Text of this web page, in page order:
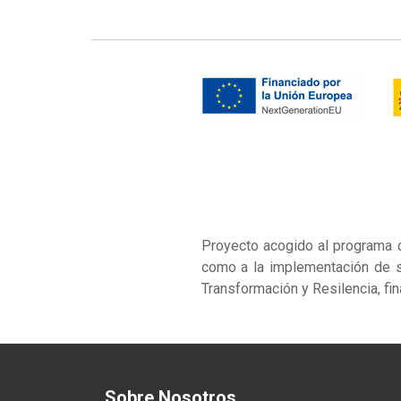
Proyecto acogido al
como a la implementación de
Transformación y Resilencia,